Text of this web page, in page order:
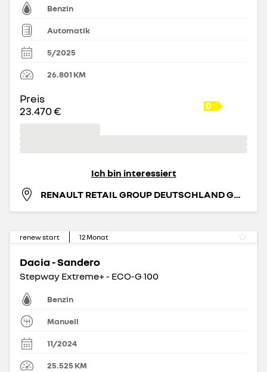
Benzin
Automatik
5/2025
26.801 KM
Preis
23.470 €
Ich bin interessiert
RENAULT RETAIL GROUP DEUTSCHLAND GMBH
renew start 12Monat
Dacia - Sandero
Stepway Extreme+ - ECO-G 100
Benzin
Manuell
11/2024
25.525 KM